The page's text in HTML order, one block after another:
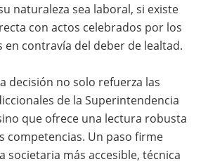
naturaleza sea laboral, si existe
con actos celebrados por los
contravía del deber de lealtad.
decisión no solo refuerza las
de la Superintendencia
que ofrece una lectura robusta
competencias. Un paso firme
societaria más accesible, técnica